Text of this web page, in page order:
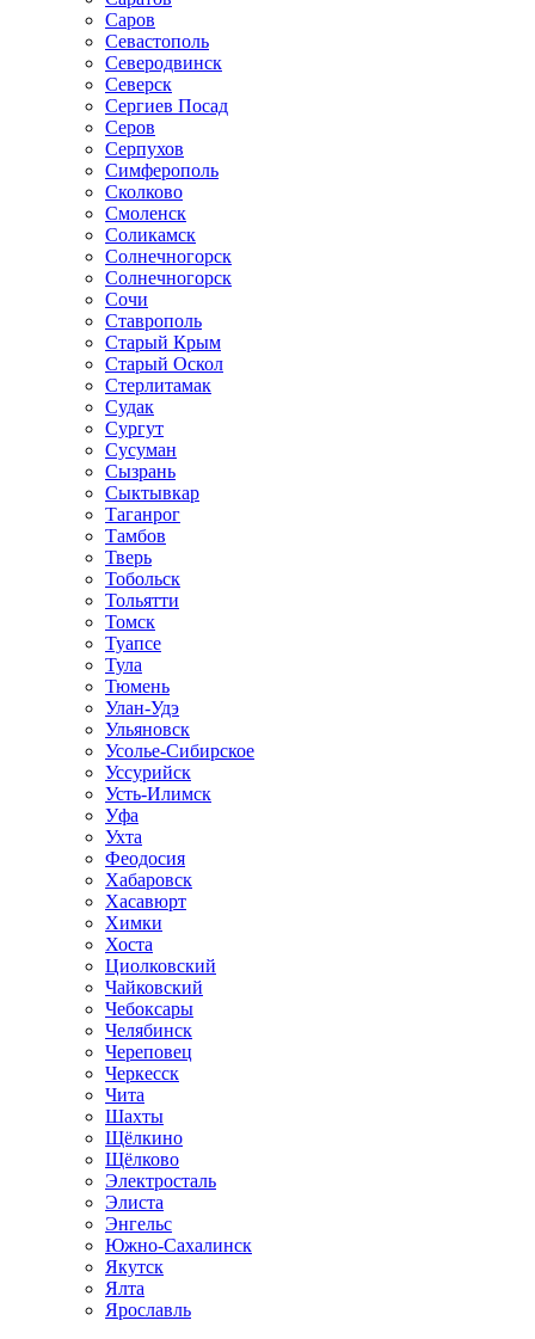
Саров
Севастополь
Северодвинск
Северск
Сергиев Посад
Серов
Серпухов
Симферополь
Сколково
Смоленск
Соликамск
Солнечногорск
Солнечногорск
Сочи
Ставрополь
Старый Крым
Старый Оскол
Стерлитамак
Судак
Сургут
Сусуман
Сызрань
Сыктывкар
Таганрог
Тамбов
Тверь
Тобольск
Тольятти
Томск
Туапсе
Тула
Тюмень
Улан-Удэ
Ульяновск
Усолье-Сибирское
Уссурийск
Усть-Илимск
Уфа
Ухта
Феодосия
Хабаровск
Хасавюрт
Химки
Хоста
Циолковский
Чайковский
Чебоксары
Челябинск
Череповец
Черкесск
Чита
Шахты
Щёлкино
Щёлково
Электросталь
Элиста
Энгельс
Южно-Сахалинск
Якутск
Ялта
Ярославль